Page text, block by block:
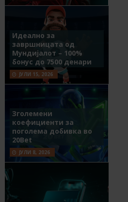
Идеално за
завршницата од
Мундијалот – 100%
бонус до 7500 денари
ЈУЛИ 15, 2026
Зголемени
коефициенти за
поголема добивка во
20Bet
ЈУЛИ 8, 2026